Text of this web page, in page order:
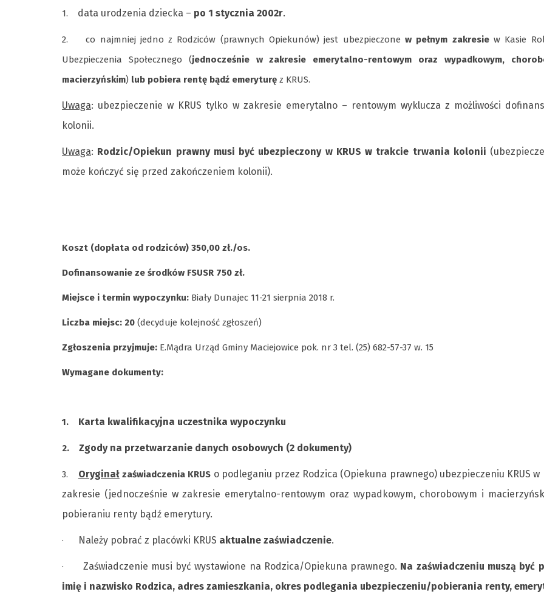
1. data urodzenia dziecka – po 1 stycznia 2002r.
2. co najmniej jedno z Rodziców (prawnych Opiekunów) jest ubezpieczone w pełnym zakresiew Kasie
Ubezpieczenia Społecznego (jednocześnie
w zakresie emerytalno-rentowym oraz wypadkowym,
macierzyńskim) lub pobiera rentę bądź emeryturę z KRUS.
Uwaga: ubezpieczenie w KRUS tylko w zakresie emerytalno – rentowym wyklucza z możliwości
kolonii.
Uwaga: Rodzic/Opiekun prawny musi być ubezpieczony w KRUS w trakcie trwania kolonii
może kończyć się przed zakończeniem kolonii).
Koszt (dopłata od rodziców) 350,00 zł./os.
Dofinansowanie ze środków FSUSR 750 zł.
Miejsce i termin wypoczynku: Biały Dunajec 11-21 sierpnia 2018 r.
Liczba miejsc: 20 (decyduje kolejność zgłoszeń)
Zgłoszenia przyjmuje: E.Mądra Urząd Gminy Maciejowice pok. nr 3 tel. (25) 682-57-37 w. 15
Wymagane dokumenty:
1. Karta kwalifikacyjna uczestnika wypoczynku
2. Zgody na przetwarzanie danych osobowych (2 dokumenty)
3. Oryginałzaświadczenia KRUS o podleganiu przez Rodzica (Opiekuna prawnego) ubezpieczeniu KRUS w
zakresie (jednocześnie w zakresie emerytalno-rentowym oraz wypadkowym, chorobowym i
pobieraniu renty bądź emerytury.
· Należy pobrać z placówki KRUS aktualne zaświadczenie.
· Zaświadczenie musi być wystawione na Rodzica/Opiekuna prawnego. Na zaświadczeniu muszą być
imię i nazwisko Rodzica, adres zamieszkania, okres podlegania ubezpieczeniu/pobierania renty,